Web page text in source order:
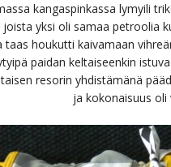
kangaspinkassa lymyili
joista yksi oli samaa petroolia
taas houkutti kaivamaan
paidan keltaiseenkin
resorin yhdistämänä
ja kokonaisuus oli